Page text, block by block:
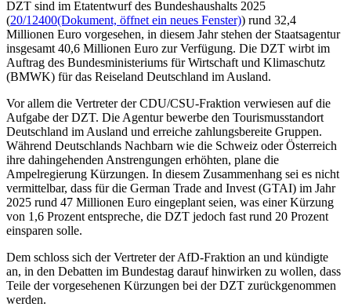
DZT sind im Etatentwurf des Bundeshaushalts 2025
(20/12400(Dokument, öffnet ein neues Fenster)) rund 32,4
Millionen Euro vorgesehen, in diesem Jahr stehen der Staatsagentur
insgesamt 40,6 Millionen Euro zur Verfügung. Die DZT wirbt im
Auftrag des Bundesministeriums für Wirtschaft und Klimaschutz
(BMWK) für das Reiseland Deutschland im Ausland.
Vor allem die Vertreter der CDU/CSU-Fraktion verwiesen auf die
Aufgabe der DZT. Die Agentur bewerbe den Tourismusstandort
Deutschland im Ausland und erreiche zahlungsbereite Gruppen.
Während Deutschlands Nachbarn wie die Schweiz oder Österreich
ihre dahingehenden Anstrengungen erhöhten, plane die
Ampelregierung Kürzungen. In diesem Zusammenhang sei es nicht
vermittelbar, dass für die German Trade and Invest (GTAI) im Jahr
2025 rund 47 Millionen Euro eingeplant seien, was einer Kürzung
von 1,6 Prozent entspreche, die DZT jedoch fast rund 20 Prozent
einsparen solle.
Dem schloss sich der Vertreter der AfD-Fraktion an und kündigte
an, in den Debatten im Bundestag darauf hinwirken zu wollen, dass
Teile der vorgesehenen Kürzungen bei der DZT zurückgenommen
werden.